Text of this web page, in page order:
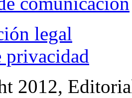
legal
privacidad
2012,